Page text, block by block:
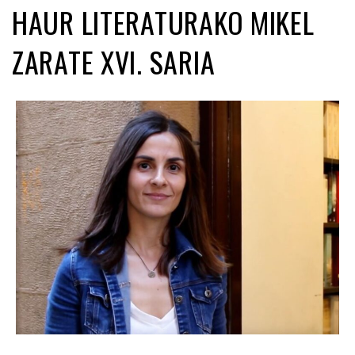
HAUR LITERATURAKO MIKEL
ZARATE XVI. SARIA